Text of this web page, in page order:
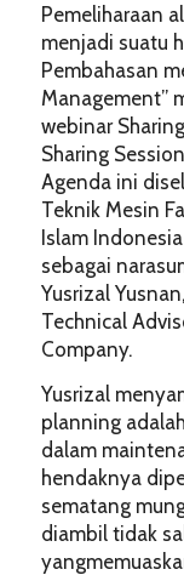
Pemeliharaan
menjadi suatu
Pembahasan
Management”
webinar
Sharing
Agenda ini
Teknik Mesin
Islam
sebagai
Yusrizal
Technical
Company.
Yusrizal
planning
dalam
hendaknya
sematang
diambil tidak